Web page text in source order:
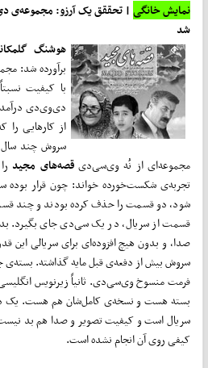
نمایش خانگی| تحققق یک آرزو: مجموعه‌ی
شد
هوشنگ
برآورده شد:
با کیفیت
دی‌وی‌دی
از کارهایی را
سروش چند سال
مجموعه‌ای از نُه وی‌سی‌دی قصه‌های مجیدرا
تجربه‌ی شکست‌خورده خواند: چون قرار بوده
شود، دو قسمت را حذف کرده بودند و چند
قسمت از سریال، در یک سی‌دی جای بگیرد.
صدا، و بدون هیچ افزوده‌ای برای سریالی این
سروش بیش از دفعه‌ی قبل مایه گذاشته. بسته‌ی
فرمت منسوخ وی‌سی‌دی. ثانیاً زیرنویس
بسته هست و نسخه‌ی کامل‌شان هم هست. یک
سریال است و کیفیت تصویر و صدا هم بد
کیفی روی آن انجام نشده است.